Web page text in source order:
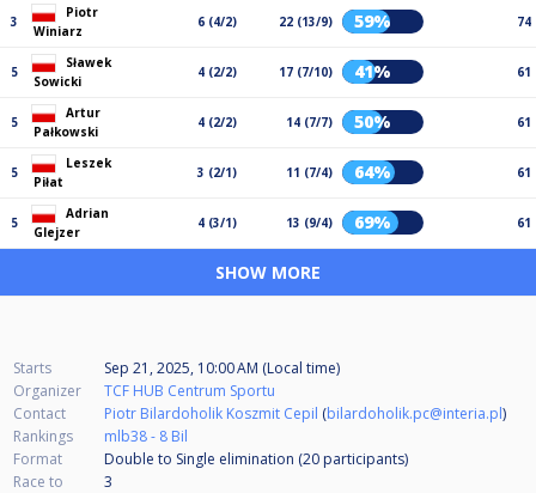
3
Piotr
Winiarz
6 (4/2) 22 (13/9) 59% 74
5
Sławek
Sowicki
4 (2/2) 17 (7/10) 41% 61
5
Artur
Pałkowski
4 (2/2) 14 (7/7) 50% 61
5
Leszek
Piłat
3 (2/1) 11 (7/4) 64% 61
5
Adrian
Glejzer
4 (3/1) 13 (9/4) 69% 61
SHOW MORE
Starts
Sep 21, 2025, 10:00 AM (Local time)
Organizer
TCF HUB Centrum Sportu
Contact
Piotr Bilardoholik Koszmit Cepil (bilardoholik.pc@interia.pl)
Rankings
mlb38 - 8 Bil
Format
Double to Single elimination (20 participants)
Race to
3